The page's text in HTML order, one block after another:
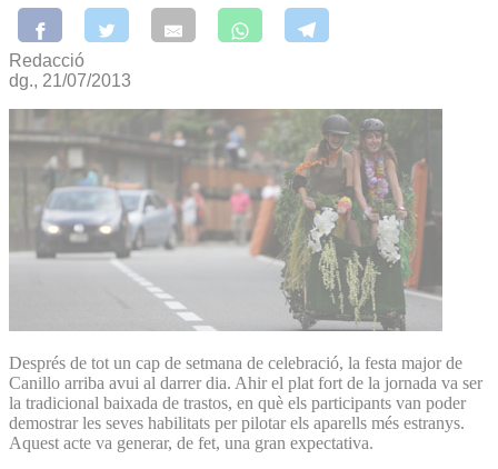
Redacció
dg., 21/07/2013
Després de tot un cap de setmana de celebració, la festa major de
Canillo arriba avui al darrer dia. Ahir el plat fort de la jornada va ser
la tradicional baixada de trastos, en què els participants van poder
demostrar les seves habilitats per pilotar els aparells més estranys.
Aquest acte va generar, de fet, una gran expectativa.